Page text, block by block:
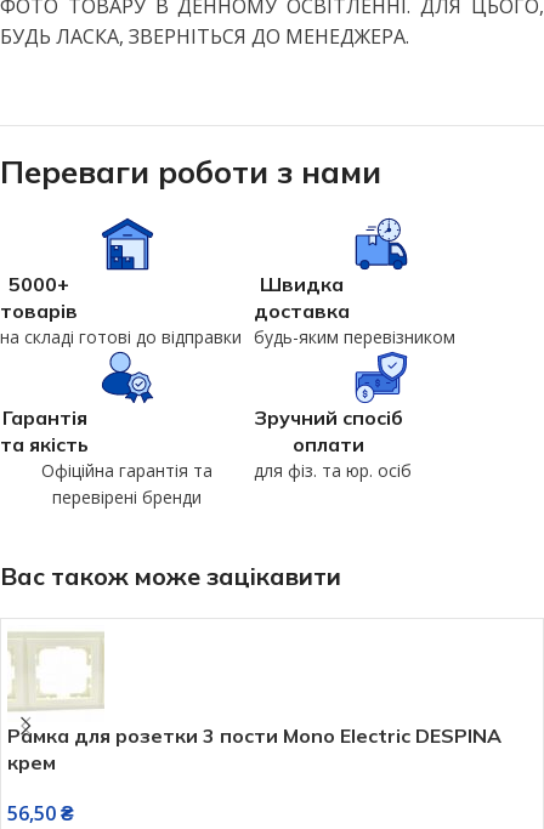
ФОТО ТОВАРУ В ДЕННОМУ ОСВІТЛЕННІ. ДЛЯ ЦЬОГО,
БУДЬ ЛАСКА, ЗВЕРНІТЬСЯ ДО МЕНЕДЖЕРА.
Переваги роботи з нами
5000+
товарів
на складі готові до відправки
Швидка
доставка
будь-яким перевізником
Гарантія
та якість
Офіційна гарантія та
перевірені бренди
Зручний спосіб
оплати
для фіз. та юр. осіб
Вас також може зацікавити
Рамка для розетки 3 пости Mono Electric DESPINA
крем
56,50₴